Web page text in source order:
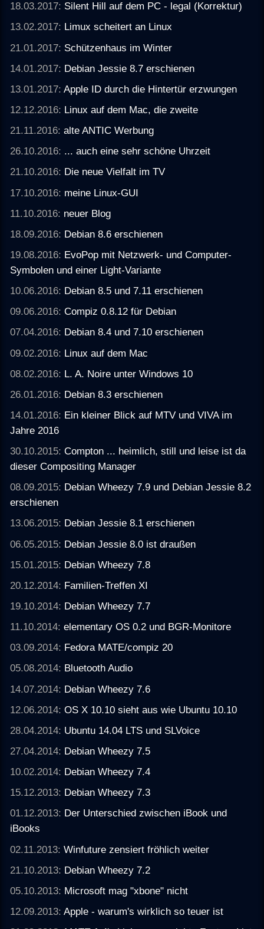
18.03.2017: Silent Hill auf dem PC - legal (Korrektur)
13.02.2017: Limux scheitert an Linux
21.01.2017: Schützenhaus im Winter
14.01.2017: Debian Jessie 8.7 erschienen
13.01.2017:Apple ID durch die Hintertür erzwungen
12.12.2016: Linux auf dem Mac, die zweite
21.11.2016:alte ANTIC Werbung
26.10.2016: ... auch eine sehr schöne Uhrzeit
21.10.2016: Die neue Vielfalt im TV
17.10.2016: meine Linux-GUI
11.10.2016: neuer Blog
18.09.2016: Debian 8.6 erschienen
19.08.2016: EvoPop mit Netzwerk- und Computer-
Symbolen und einer Light-Variante
10.06.2016: Debian 8.5 und 7.11 erschienen
09.06.2016:Compiz 0.8.12 für Debian
07.04.2016: Debian 8.4 und 7.10 erschienen
09.02.2016: Linux auf dem Mac
08.02.2016: L. A. Noire unter Windows 10
26.01.2016: Debian 8.3 erschienen
14.01.2016: Ein kleiner Blick auf MTV und VIVA im
Jahre 2016
30.10.2015:Compton ... heimlich, still und leise ist da
dieser Compositing Manager
08.09.2015: Debian Wheezy 7.9 und Debian Jessie 8.2
erschienen
13.06.2015: Debian Jessie 8.1 erschienen
06.05.2015: Debian Jessie 8.0 ist draußen
15.01.2015: Debian Wheezy 7.8
20.12.2014: Familien-Treffen XI
19.10.2014: Debian Wheezy 7.7
11.10.2014:elementary OS 0.2 und BGR-Monitore
03.09.2014: Fedora MATE/compiz 20
05.08.2014: Bluetooth Audio
14.07.2014: Debian Wheezy 7.6
12.06.2014:OS X 10.10 sieht aus wie Ubuntu 10.10
28.04.2014: Ubuntu 14.04 LTS und SLVoice
27.04.2014: Debian Wheezy 7.5
10.02.2014: Debian Wheezy 7.4
15.12.2013: Debian Wheezy 7.3
01.12.2013: Der Unterschied zwischen iBook und
iBooks
02.11.2013:Winfuture zensiert fröhlich weiter
21.10.2013: Debian Wheezy 7.2
05.10.2013: Microsoft mag "xbone" nicht
12.09.2013:Apple - warum's wirklich so teuer ist